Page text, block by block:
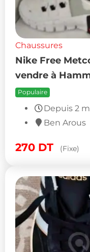
Chaussures
Nike Free
vendre à
Populaire
Depuis 2
Ben Arous
270 DT (Fixe)